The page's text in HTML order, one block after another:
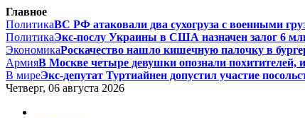
Главное
ПолитикаВС РФ атаковали два сухогруза с военными
ПолитикаЭкс-послу Украины в США назначен залог 6
ЭкономикаРоскачество нашло кишечную палочку в
АрмияВ Москве четыре девушки опознали похитителей,
В миреЭкс-депутат Туртиайнен допустил участие
Четверг, 06 августа 2026